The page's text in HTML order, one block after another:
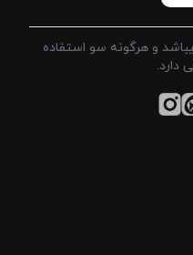
و هرگونه سو استفاده
دارد.